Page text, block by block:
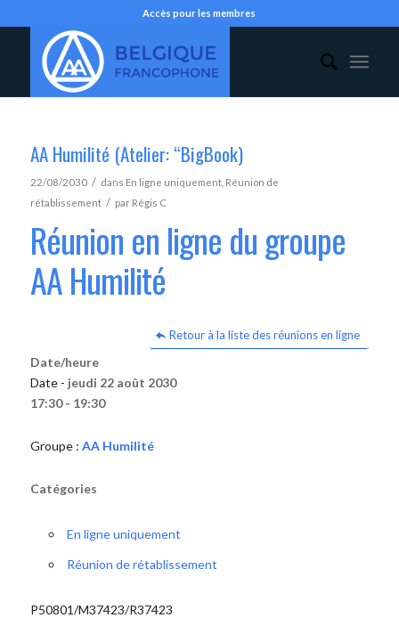
Accès pour les membres
AA Humilité (Atelier: “BigBook)
22/08/2030 / dans En ligne uniquement, Réunion de
rétablissement / par Régis C
Réunion en ligne du groupe
AA Humilité
Retour à la liste des réunions en ligne
Date/heure
Date - jeudi 22 août 2030
17:30 - 19:30
Groupe : AA Humilité
Catégories
En ligne uniquement
Réunion de rétablissement
P50801/M37423/R37423